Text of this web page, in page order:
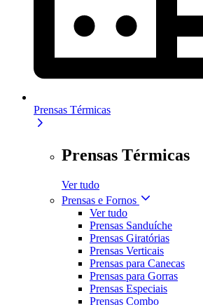
Prensas Térmicas
Prensas Térmicas
Ver tudo
Prensas e Fornos
Ver tudo
Prensas Sanduíche
Prensas Giratórias
Prensas Verticais
Prensas para Canecas
Prensas para Gorras
Prensas Especiais
Prensas Combo